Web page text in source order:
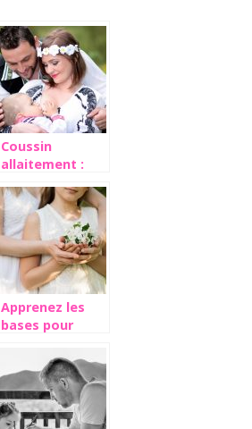
Coussin
allaitement :
de nettoyage et
de lavage
Apprenez les
bases pour
enfants